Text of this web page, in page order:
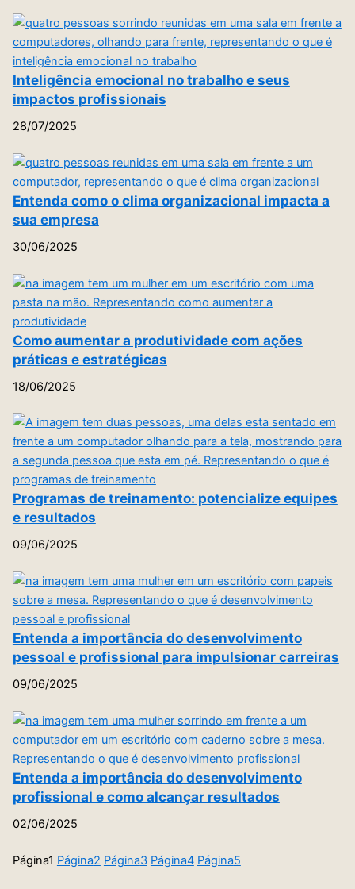
Inteligência emocional no trabalho e seus
impactos profissionais
28/07/2025
Entenda como o clima organizacional impacta a
sua empresa
30/06/2025
Como aumentar a produtividade com ações
práticas e estratégicas
18/06/2025
Programas de treinamento: potencialize equipes
e resultados
09/06/2025
Entenda a importância do desenvolvimento
pessoal e profissional para impulsionar carreiras
09/06/2025
Entenda a importância do desenvolvimento
profissional e como alcançar resultados
02/06/2025
Página1 Página2 Página3 Página4 Página5